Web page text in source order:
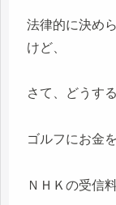
法律的に決め
けど、
さて、どうす
ゴルフにお金
ＮＨＫの受信